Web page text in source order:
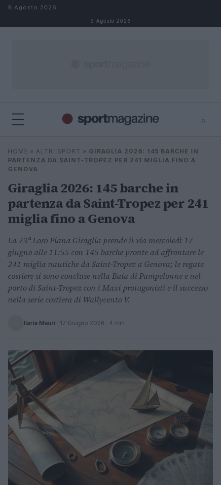
Salta al contenuto
9 Agosto 2026
9 Agosto 2026
⌕
Cerca
⌕
HOME » ALTRI SPORT » GIRAGLIA 2026: 145 BARCHE IN
PARTENZA DA SAINT-TROPEZ PER 241 MIGLIA FINO A
GENOVA
Giraglia 2026: 145 barche in
partenza da Saint-Tropez per 241
miglia fino a Genova
La 73ª Loro Piana Giraglia prende il via mercoledì 17
giugno alle 11:55 con 145 barche pronte ad affrontare le
241 miglia nautiche da Saint-Tropez a Genova; le regate
costiere si sono concluse nella Baia di Pampelonne e nel
porto di Saint-Tropez con i Maxi protagonisti e il successo
nella serie costiera di Wallycento V.
Ilaria Mauri · 17 Giugno 2026 · 4 min